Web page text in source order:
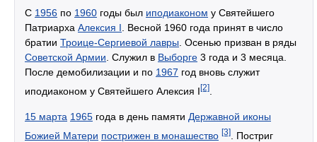
С 1956 по 1960 годы был иподиаконом у Святейшего
Патриарха Алексия I. Весной 1960 года принят в число
братии Троице-Сергиевой лавры. Осенью призван в ряды
Советской Армии. Служил в Выборге 3 года и 3 месяца.
После демобилизации и по 1967 год вновь служит
иподиаконом у Святейшего Алексия I [2]
15 марта 1965 года в день памяти Державной иконы
Божией Матери пострижен в монашество [3]
. Постриг